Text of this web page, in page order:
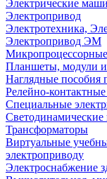
Электрические
Электропривод
Электротехника,
Электропривод ЭМ
Планшеты, модули
Наглядные пособия
Релейно-
Специальные
Трансформаторы
Виртуальные
электроприводу
Электроснабжение